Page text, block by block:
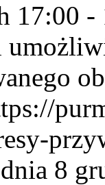
17:00
8